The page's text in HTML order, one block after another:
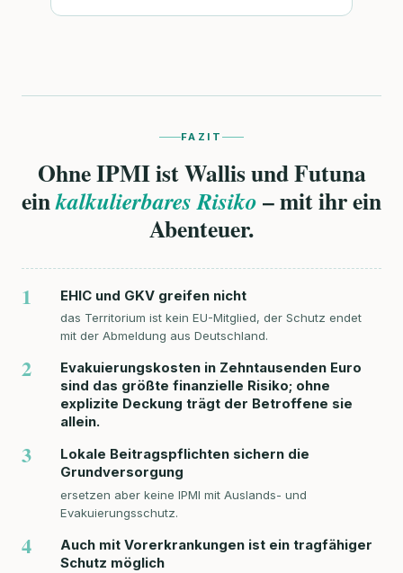
FAZIT
Ohne IPMI ist Wallis und Futuna
einkalkulierbares Risiko– mit ihr ein
Abenteuer.
1 EHIC und GKV greifen nicht
das Territorium ist kein EU-Mitglied, der Schutz endet
mit der Abmeldung aus Deutschland.
2
Evakuierungskosten in Zehntausenden Euro
sind das größte finanzielle Risiko; ohne
explizite Deckung trägt der Betroffene sie
allein.
3
Lokale Beitragspflichten sichern die
Grundversorgung
ersetzen aber keine IPMI mit Auslands- und
Evakuierungsschutz.
4
Auch mit Vorerkrankungen ist ein tragfähiger
Schutz möglich